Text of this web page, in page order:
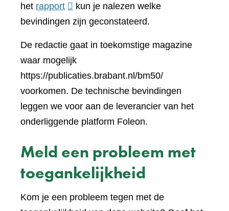
het rapport(verwijst
naar
andere
website)
kun je nalezen welke
bevindingen zijn geconstateerd.
De redactie gaat in toekomstige magazine
waar mogelijk
https://publicaties.brabant.nl/bm50/
voorkomen. De technische bevindingen
leggen we voor aan de leverancier van het
onderliggende platform Foleon.
Meld een probleem met
toegankelijkheid
Kom je een probleem tegen met de